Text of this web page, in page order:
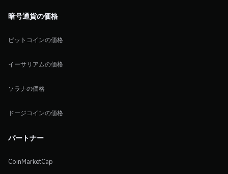
暗号通貨の価格
ビットコインの価格
イーサリアムの価格
ソラナの価格
ドージコインの価格
パートナー
CoinMarketCap